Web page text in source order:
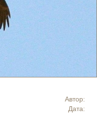
Автор:
Дата: